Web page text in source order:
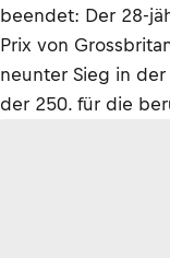
beendet: Der 28-
Prix von
neunter Sieg in
der 250. für die